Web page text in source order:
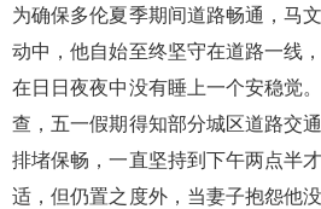
为确保多伦夏季期间道路畅通，马
动中，他自始至终坚守在道路一线
在日日夜夜中没有睡上一个安稳觉
查，五一假期得知部分城区道路交
排堵保畅，一直坚持到下午两点半
适，但仍置之度外，当妻子抱怨他